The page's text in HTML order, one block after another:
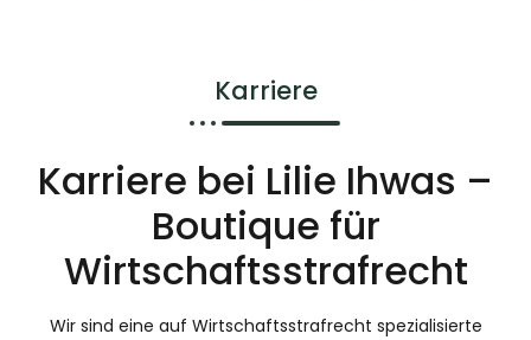
Karriere
Karriere bei Lilie Ihwas –
Boutique für
Wirtschaftsstrafrecht
Wir sind eine auf Wirtschaftsstrafrecht spezialisierte